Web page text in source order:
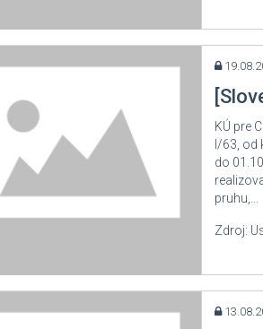
KÚ pre
I/63, od
do
pruhu,...
Zdroj: